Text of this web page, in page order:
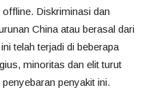
Diskriminasi dan
China atau berasal dari
telah terjadi di beberapa
minoritas dan elit turut
penyakit ini.